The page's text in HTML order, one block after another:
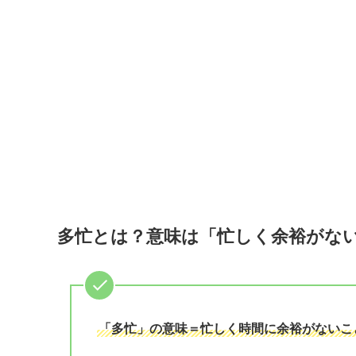
多忙とは？意味は「忙しく余裕がな
「多忙」の意味＝忙しく時間に余裕がないこ